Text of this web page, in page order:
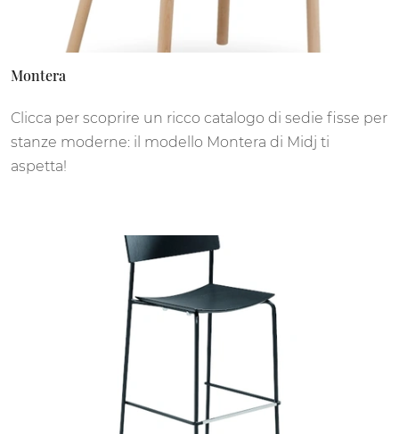
Montera
Clicca per scoprire un ricco catalogo di sedie fisse per
stanze moderne: il modello Montera di Midj ti
aspetta!